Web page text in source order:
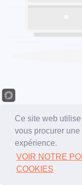
Comment
archives
au
Ce site web
vous procurer
expérience.
VOIR NOTRE
COOKIES